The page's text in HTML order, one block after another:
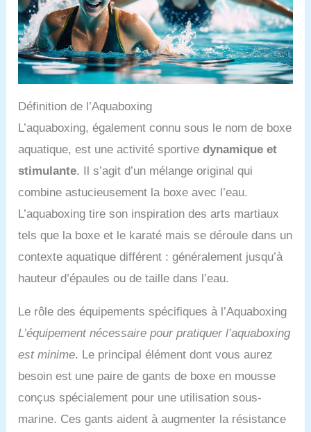
Définition de l’Aquaboxing
L’aquaboxing, également connu sous le nom de boxe
aquatique, est une activité sportivedynamique et
stimulante. Il s’agit d’un mélange original qui
combine astucieusement la boxe avec l’eau.
L’aquaboxing tire son inspiration des arts martiaux
tels que la boxe et le karaté mais se déroule dans un
contexte aquatique différent : généralement jusqu’à
hauteur d’épaules ou de taille dans l’eau.
Le rôle des équipements spécifiques à l’Aquaboxing
L’équipement nécessaire pour pratiquer l’aquaboxing
est minime. Le principal élément dont vous aurez
besoin est une paire de gants de boxe en mousse
conçus spécialement pour une utilisation sous-
marine. Ces gants aident à augmenter la résistance